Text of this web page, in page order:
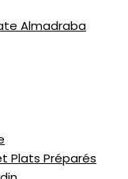
Almadraba
Plats Préparés